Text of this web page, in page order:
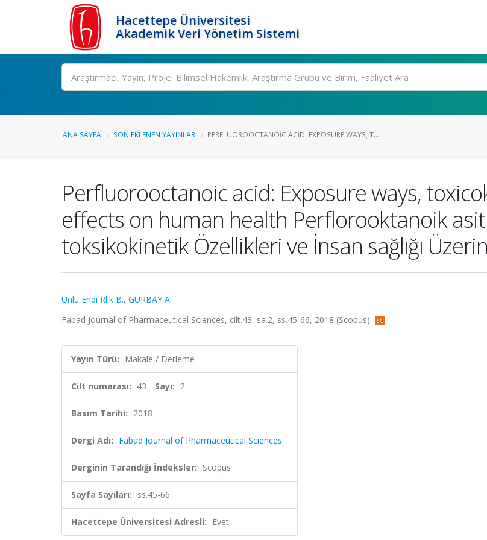
Hacettepe Üniversitesi
Akademik Veri Yönetim Sistemi
Ara
ANA SAYFA SON EKLENEN YAYINLAR PERFLUOROOCTANOIC ACID: EXPOSURE WAYS, T...
Perfluorooctanoic acid: Exposure ways,
effects on human health Perflorooktanoik
toksikokinetik Özellikleri ve İnsan sağlığı
Ünlü Endi Rlik B., GÜRBAY A.
Fabad Journal of Pharmaceutical Sciences, cilt.43, sa.2, ss.45-66, 2018 (Scopus)
Yayın Türü: Makale / Derleme
Cilt numarası: 43 Sayı: 2
Basım Tarihi: 2018
Dergi Adı: Fabad Journal of Pharmaceutical Sciences
Derginin Tarandığı İndeksler: Scopus
Sayfa Sayıları: ss.45-66
Hacettepe Üniversitesi Adresli: Evet